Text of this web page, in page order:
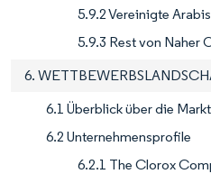
5.9.2 Vereinigte
5.9.3 Rest von Naher
6.
6.1 Überblick über die
6.2 Unternehmensprofile
6.2.1 The Clorox